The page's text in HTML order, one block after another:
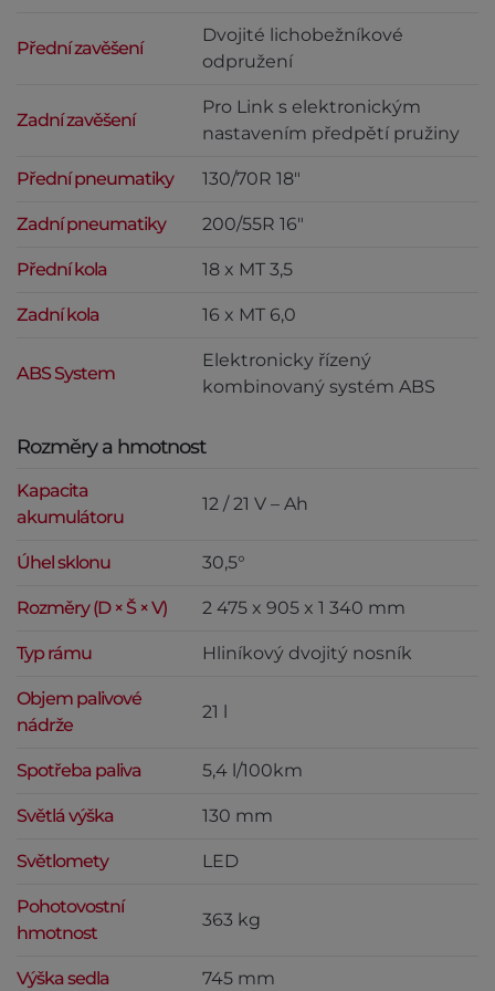
Přední zavěšení
Dvojité lichobežníkové
odpružení
Zadní zavěšení
Pro Link s elektronickým
nastavením předpětí pružiny
Přední pneumatiky 130/70R 18"
Zadní pneumatiky 200/55R 16"
Přední kola 18 x MT 3,5
Zadní kola 16 x MT 6,0
ABS System
Elektronicky řízený
kombinovaný systém ABS
Rozměry a hmotnost
Kapacita
akumulátoru
12 / 21 V – Ah
Úhel sklonu 30,5°
Rozměry (D × Š × V) 2 475 x 905 x 1 340 mm
Typ rámu Hliníkový dvojitý nosník
Objem palivové
nádrže
21 l
Spotřeba paliva 5,4 l/100km
Světlá výška 130 mm
Světlomety LED
Pohotovostní
hmotnost
363 kg
Výška sedla 745 mm